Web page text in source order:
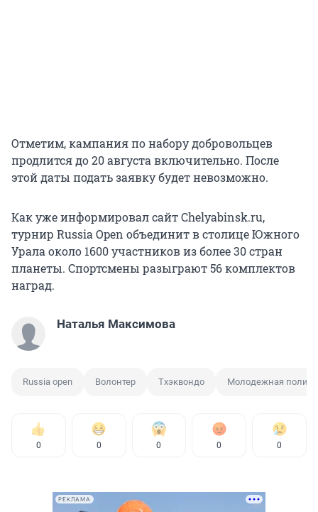
Отметим, кампания по набору добровольцев
продлится до 20 августа включительно. После
этой даты подать заявку будет невозможно.
Как уже информировал сайт Chelyabinsk.ru,
турнир Russia Open объединит в столице Южного
Урала около 1600 участников из более 30 стран
планеты. Спортсмены разыграют 56 комплектов
наград.
Наталья Максимова
Russia open Волонтер Тхэквондо Молодежная
0 0 0 0 0
РЕКЛАМА